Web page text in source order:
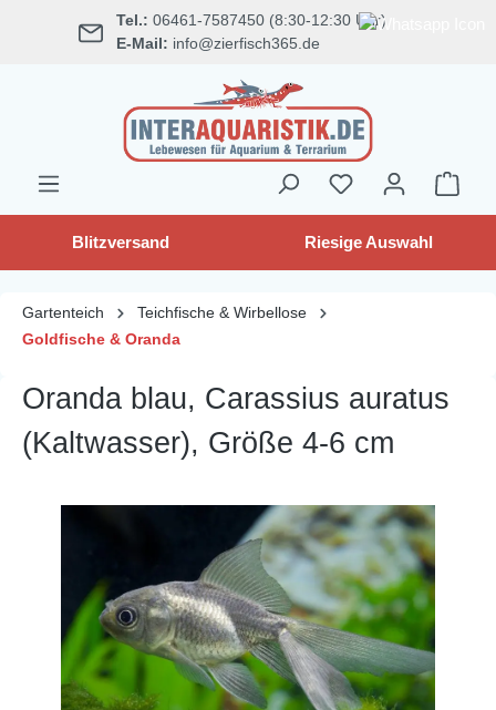
springen Tel.: 06461-7587450 (8:30-12:30 Uhr)
E-Mail: info@zierfisch365.de
Blitzversand Riesige Auswahl
Gartenteich
Teichfische & Wirbellose
Goldfische & Oranda
Oranda blau, Carassius auratus
(Kaltwasser), Größe 4-6 cm